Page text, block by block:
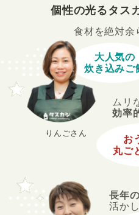
個性の光るタス
長年
活か
りんごさん
食材を絶対余
大人気の
炊き込みご
ムリ
効率
お
丸ご